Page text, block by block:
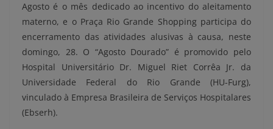
Agosto é o mês dedicado ao incentivo do aleitamento
materno, e o Praça Rio Grande Shopping participa do
encerramento das atividades alusivas à causa, neste
domingo, 28. O “Agosto Dourado” é promovido pelo
Hospital Universitário Dr. Miguel Riet Corrêa Jr. da
Universidade Federal do Rio Grande (HU-Furg),
vinculado à Empresa Brasileira de Serviços Hospitalares
(Ebserh).